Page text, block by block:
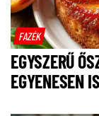
FAZÉK
EGYSZERŰ
EGYENESEN